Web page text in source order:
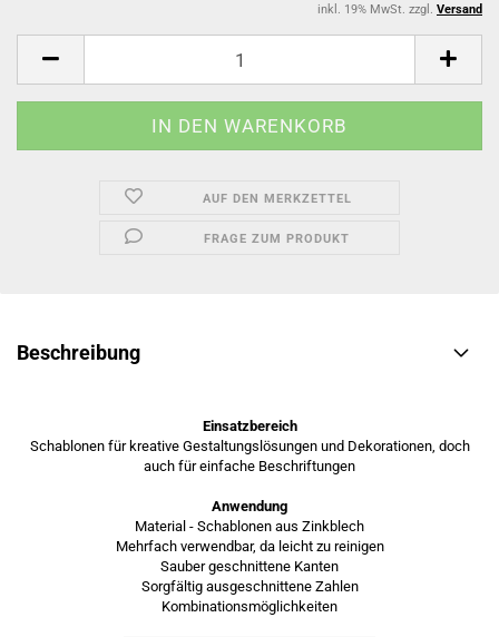
inkl. 19% MwSt. zzgl. Versand
AUF DEN MERKZETTEL
FRAGE ZUM PRODUKT
Beschreibung
Einsatzbereich
Schablonen für kreative Gestaltungslösungen und Dekorationen, doch
auch für einfache Beschriftungen
Anwendung
Material - Schablonen aus Zinkblech
Mehrfach verwendbar, da leicht zu reinigen
Sauber geschnittene Kanten
Sorgfältig ausgeschnittene Zahlen
Kombinationsmöglichkeiten